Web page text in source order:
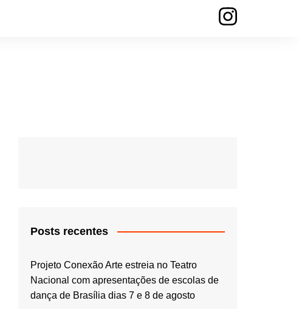
Posts recentes
Projeto Conexão Arte estreia no Teatro
Nacional com apresentações de escolas de
dança de Brasília dias 7 e 8 de agosto